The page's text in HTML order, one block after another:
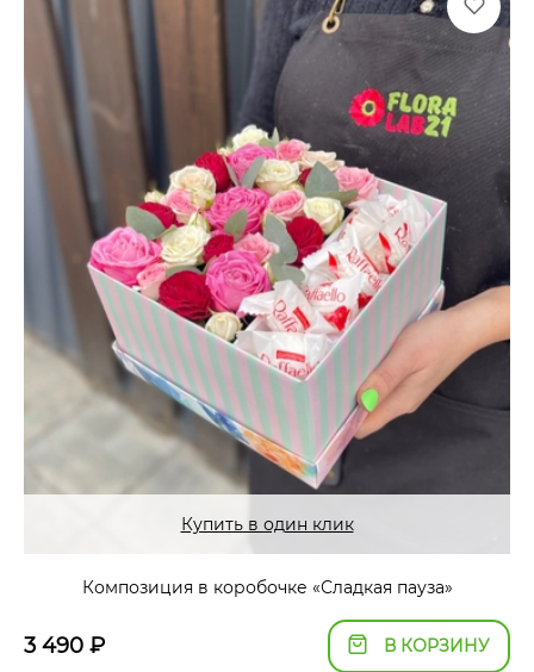
Купить в один клик
Композиция в коробочке «Сладкая пауза»
3 490 ₽ В КОРЗИНУ